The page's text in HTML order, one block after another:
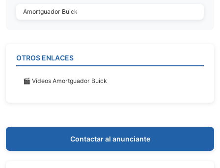
Amortguador Buick
OTROS ENLACES
🎬 Videos Amortguador Buick
Contactar al anunciante